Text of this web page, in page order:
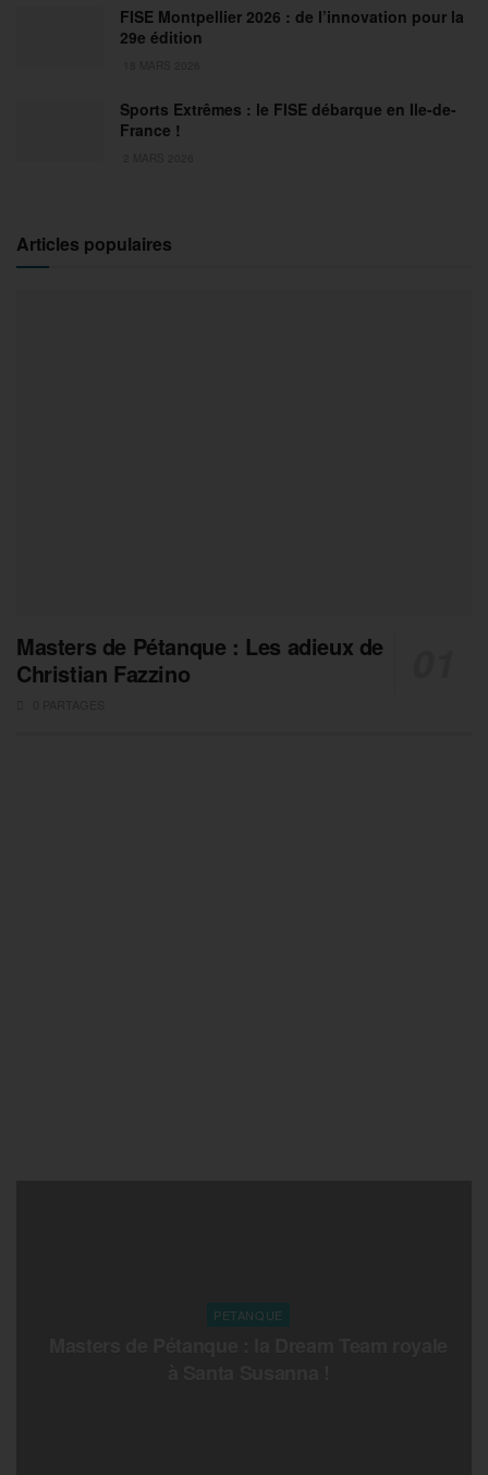
FISE Montpellier 2026 : de l’innovation pour la
29e édition
Sports Extrêmes : le FISE débarque en Ile-de-
France !
Articles populaires
Masters de Pétanque : Les adieux de
Christian Fazzino
PETANQUE